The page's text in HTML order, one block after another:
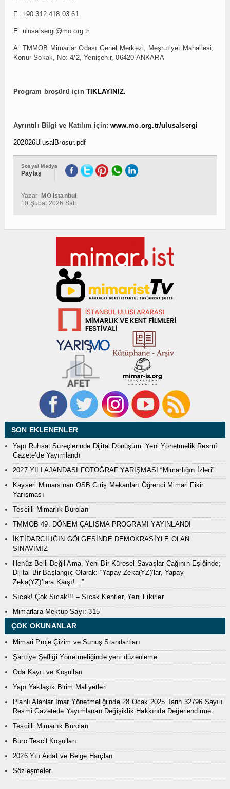
F: +90 312 418 03 61
E: ulusalsergi@mo.org.tr
A: TMMOB Mimarlar Odası Genel Merkezi, Meşrutiyet Mahallesi,
Konur Sokak, No: 4/2, Yenişehir, 06420 ANKARA
Program broşürü içinTIKLAYINIZ.
Ayrıntılı Bilgi ve Katılım için: www.mo.org.tr/ulusalsergi
202026UlusalBrosur.pdf
Sosyal Medya
Paylaş
Yazar-MO İstanbul
10 Şubat 2026 Salı
SON EKLENENLER
Yapı Ruhsat Süreçlerinde Dijital Dönüşüm: Yeni Yönetmelik Resmî
Gazete’de Yayımlandı
2027 YILI AJANDASI FOTOĞRAF YARIŞMASI “Mimarlığın İzleri”
Kayseri Mimarsinan OSB Giriş Mekanları Öğrenci Mimari Fikir
Yarışması
Tescilli Mimarlık Büroları
TMMOB 49. DÖNEM ÇALIŞMA PROGRAMI YAYINLANDI
İKTİDARCILIĞIN GÖLGESİNDE DEMOKRASİYLE OLAN
SINAVIMIZ
Henüz Belli Değil Ama, Yeni Bir Küresel Savaşlar Çağının Eşiğinde;
Dijital Bir Başlangıç Olarak: “Yapay Zeka(YZ)’lar, Yapay
Zeka(YZ)’lara Karşı!…”
Sıcak! Çok Sıcak!!! – Sıcak Kentler, Yeni Fikirler
Mimarlara Mektup Sayı: 315
ÇOK OKUNANLAR
Mimari Proje Çizim ve Sunuş Standartları
Şantiye Şefliği Yönetmeliğinde yeni düzenleme
Oda Kayıt ve Koşulları
Yapı Yaklaşık Birim Maliyetleri
Planlı Alanlar İmar Yönetmeliği’nde 28 Ocak 2025 Tarih 32796 Sayılı
Resmi Gazetede Yayımlanan Değişiklik Hakkında Değerlendirme
Tescilli Mimarlık Büroları
Büro Tescil Koşulları
2026 Yılı Aidat ve Belge Harçları
Sözleşmeler